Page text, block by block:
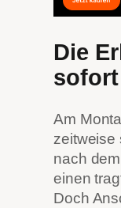
Die
Am
zeitweise
nach
einen
Doch